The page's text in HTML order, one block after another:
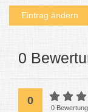
Eintrag ändern
0
0
0